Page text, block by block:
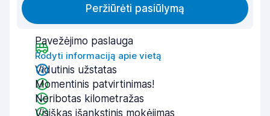
Peržiūrėti pasiūlymą
Pavežėjimo paslauga
Rodyti informaciją apie vietą
Vidutinis užstatas
Momentinis patvirtinimas!
Neribotas kilometražas
Visiškas išankstinis mokėjimas